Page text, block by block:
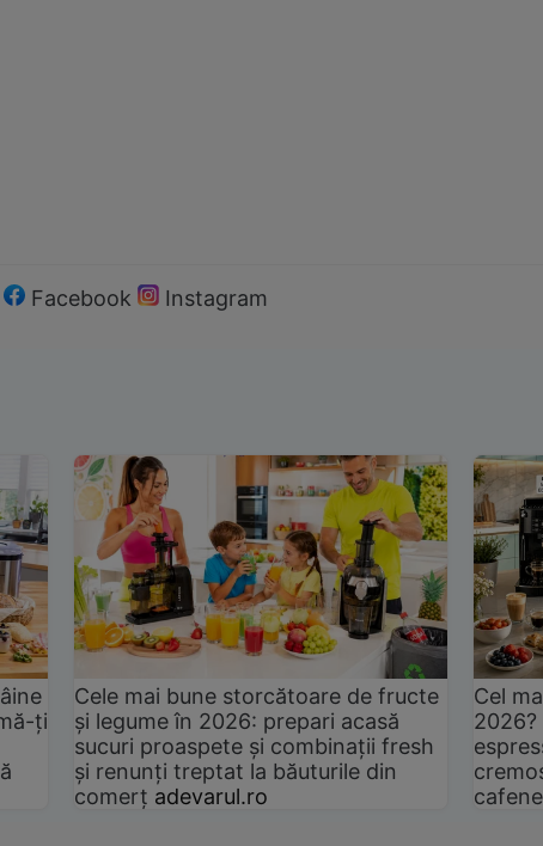
Facebook Instagram
ți
Cele mai bune storcătoare de fructe
și legume în 2026: prepari acasă
sucuri proaspete și combinații fresh
și renunți treptat la băuturile din
comerț adevarul.ro
Cel
2026?